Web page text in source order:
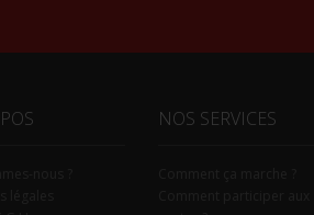
NOS SERVICES